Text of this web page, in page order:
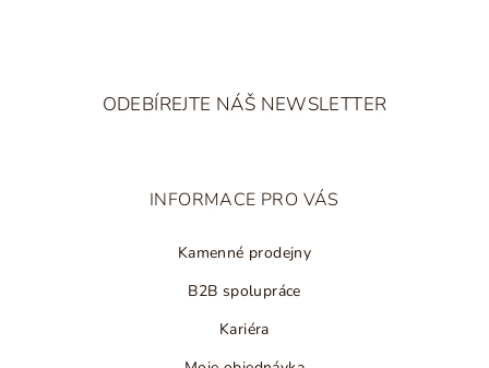
ODEBÍREJTE NÁŠ NEWSLETTER
INFORMACE PRO VÁS
Kamenné prodejny
B2B spolupráce
Kariéra